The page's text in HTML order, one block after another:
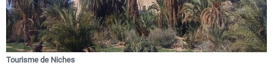
Tourisme de Niches